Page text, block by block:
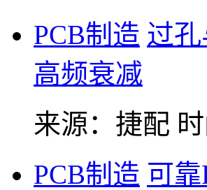
PCB制造 过
高频衰减
来源：捷配
PCB制造 可